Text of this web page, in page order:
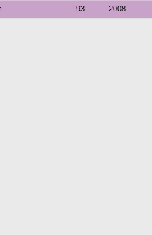
93 2008